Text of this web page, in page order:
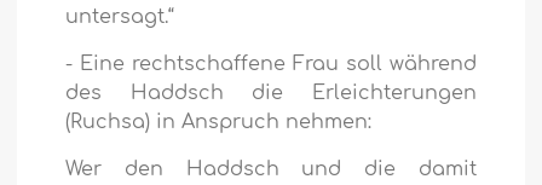
untersagt.“
- Eine rechtschaffene Frau soll während
des Haddsch die Erleichterungen
(Ruchsa) in Anspruch nehmen:
Wer den Haddsch und die damit